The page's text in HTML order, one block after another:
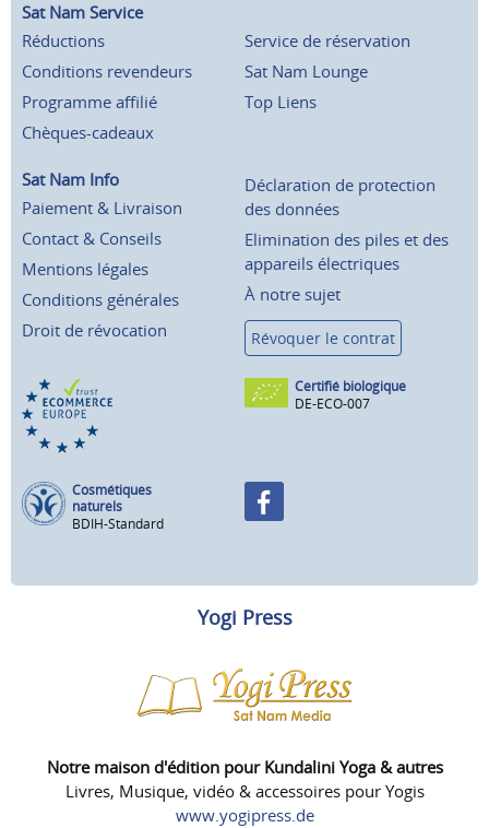
Sat Nam Service
Réductions
Conditions revendeurs
Programme affilié
Chèques-cadeaux
Service de réservation
Sat Nam Lounge
Top Liens
Sat Nam Info
Paiement & Livraison
Contact & Conseils
Mentions légales
Conditions générales
Droit de révocation
Déclaration de protection
des données
Elimination des piles et des
appareils électriques
À notre sujet
Révoquer le contrat
Certifié biologique
DE-ECO-007
Cosmétiques
naturels
BDIH-Standard
Yogi Press
Notre maison d'édition pour Kundalini Yoga & autres
Livres, Musique, vidéo & accessoires pour Yogis
www.yogipress.de